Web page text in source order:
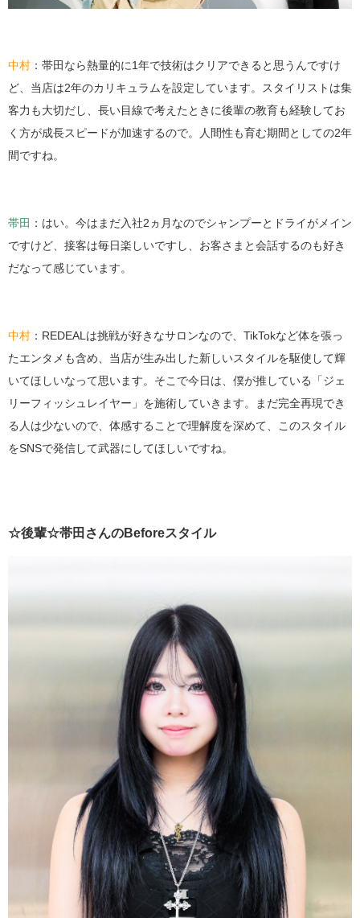
中村 ：帯田なら熱量的に1年で技術はクリアできると思うんですけ
ど、当店は2年のカリキュラムを設定しています。スタイリストは集
客力も大切だし、長い目線で考えたときに後輩の教育も経験してお
く方が成長スピードが加速するので。人間性も育む期間としての2年
間ですね。
帯田 ：はい。今はまだ入社2ヵ月なのでシャンプーとドライがメイン
ですけど、接客は毎日楽しいですし、お客さまと会話するのも好き
だなって感じています。
中村 ：REDEALは挑戦が好きなサロンなので、TikTokなど体を張っ
たエンタメも含め、当店が生み出した新しいスタイルを駆使して輝
いてほしいなって思います。そこで今日は、僕が推している「ジェ
リーフィッシュレイヤー」を施術していきます。まだ完全再現でき
る人は少ないので、体感することで理解度を深めて、このスタイル
をSNSで発信して武器にしてほしいですね。
☆後輩☆帯田さんのBeforeスタイル